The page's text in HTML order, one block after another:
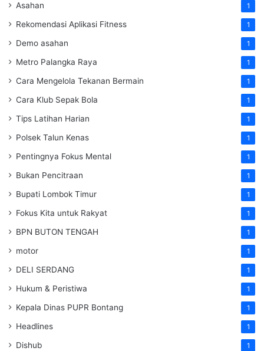
Asahan 1
Rekomendasi Aplikasi Fitness 1
Demo asahan 1
Metro Palangka Raya 1
Cara Mengelola Tekanan Bermain 1
Cara Klub Sepak Bola 1
Tips Latihan Harian 1
Polsek Talun Kenas 1
Pentingnya Fokus Mental 1
Bukan Pencitraan 1
Bupati Lombok Timur 1
Fokus Kita untuk Rakyat 1
BPN BUTON TENGAH 1
motor 1
DELI SERDANG 1
Hukum & Peristiwa 1
Kepala Dinas PUPR Bontang 1
Headlines 1
Dishub 1